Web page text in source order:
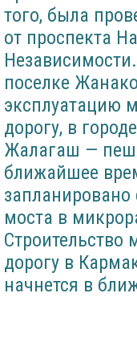
того, была
от проспекта
поселке
эксплуатацию
дорогу, в
Жалагаш —
ближайшее
запланировано
моста в
Строительство
дорогу в
начнется в